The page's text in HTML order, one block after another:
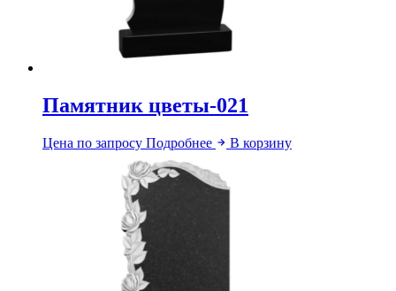
Памятник цветы-021
Цена по запросу Подробнее В корзину